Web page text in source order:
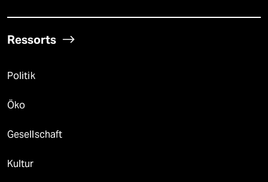
Ressorts
Politik
Öko
Gesellschaft
Kultur